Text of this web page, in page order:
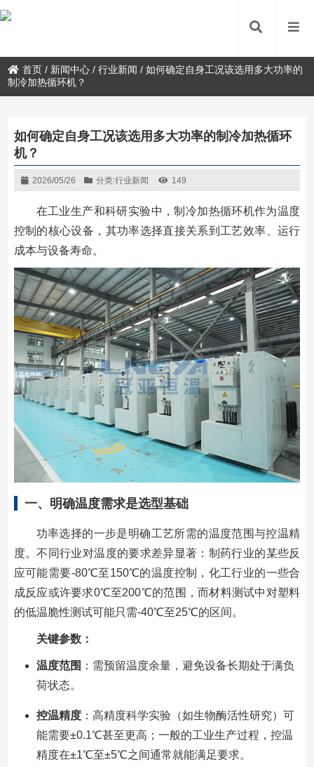
首页 / 新闻中心 /行业新闻 /如何确定自身工况该选用多大功率的
制冷加热循环机？
如何确定自身工况该选用多大功率的制冷加热循环
机？
2026/05/26 分类:行业新闻 149
在工业生产和科研实验中，制冷加热循环机作为温度
控制的核心设备，其功率选择直接关系到工艺效率、运行
成本与设备寿命。
一、明确温度需求是选型基础
功率选择的一步是明确工艺所需的温度范围与控温精
度。不同行业对温度的要求差异显著：制药行业的某些反
应可能需要-80℃至150℃的温度控制，化工行业的一些合
成反应或许要求0℃至200℃的范围，而材料测试中对塑料
的低温脆性测试可能只需-40℃至25℃的区间。
关键参数：
温度范围 ：需预留温度余量，避免设备长期处于满负
荷状态。
控温精度：高精度科学实验（如生物酶活性研究）可
能需要±0.1℃甚至更高；一般的工业生产过程，控温
精度在±1℃至±5℃之间通常就能满足要求。